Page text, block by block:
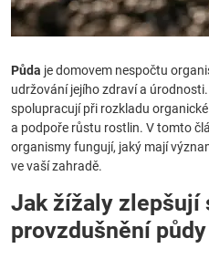
Půda je domovem nespočtu
udržování jejího zdraví a
spolupracují při rozkladu
a podpoře růstu rostlin. V tomto
organismy fungují, jaký mají
ve vaší zahradě.
Jak žížaly zlepšují
provzdušnění půdy